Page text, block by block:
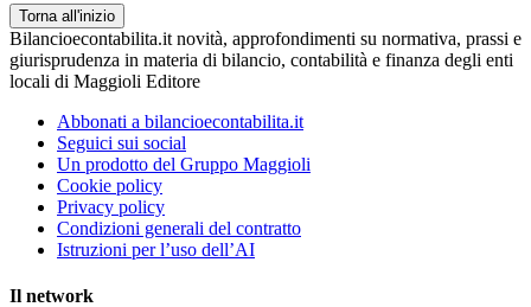
Torna all'inizio
Bilancioecontabilita.it novità, approfondimenti su normativa, prassi e
giurisprudenza in materia di bilancio, contabilità e finanza degli enti
locali di Maggioli Editore
Abbonati a bilancioecontabilita.it
Seguici sui social
Un prodotto del Gruppo Maggioli
Cookie policy
Privacy policy
Condizioni generali del contratto
Istruzioni per l’uso dell’AI
Il network